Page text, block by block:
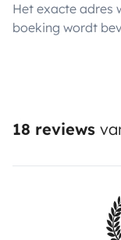
Het exacte adres
boeking wordt
18 reviews